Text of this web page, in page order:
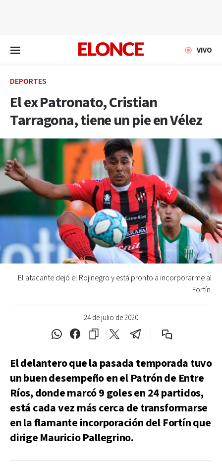
VIVO
DEPORTES
El ex Patronato, Cristian
Tarragona, tiene un pie en Vélez
24 de julio de 2020
El atacante dejó el Rojinegro y está pronto a incorporarme al
Fortín.
El delantero que la pasada temporada tuvo
un buen desempeño en el Patrón de Entre
Ríos, donde marcó 9 goles en 24 partidos,
está cada vez más cerca de transformarse
en la flamante incorporación del Fortín que
dirige Mauricio Pallegrino.